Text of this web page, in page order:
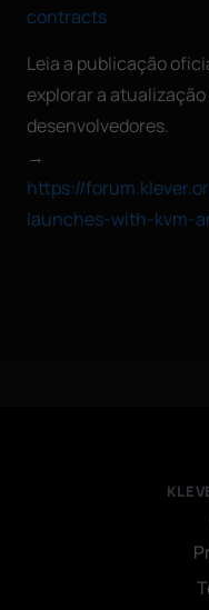
contracts
Leia a publicação
explorar a
desenvolvedores.
→
https://
launches-with-kvm-